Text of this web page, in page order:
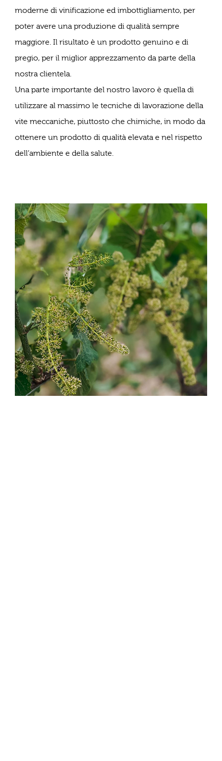
moderne di vinificazione ed imbottigliamento, per
poter avere una produzione di qualità sempre
maggiore. Il risultato è un prodotto genuino e di
pregio, per il miglior apprezzamento da parte della
nostra clientela.
Una parte importante del nostro lavoro è quella di
utilizzare al massimo le tecniche di lavorazione della
vite meccaniche, piuttosto che chimiche, in modo da
ottenere un prodotto di qualità elevata e nel rispetto
dell’ambiente e della salute.